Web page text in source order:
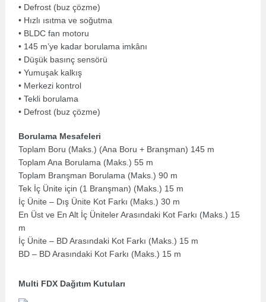
• Defrost (buz çözme)
• Hızlı ısıtma ve soğutma
• BLDC fan motoru
• 145 m’ye kadar borulama imkânı
• Düşük basınç sensörü
• Yumuşak kalkış
• Merkezi kontrol
• Tekli borulama
• Defrost (buz çözme)
Borulama Mesafeleri
Toplam Boru (Maks.) (Ana Boru + Branşman) 145 m
Toplam Ana Borulama (Maks.) 55 m
Toplam Branşman Borulama (Maks.) 90 m
Tek İç Ünite için (1 Branşman) (Maks.) 15 m
İç Ünite – Dış Ünite Kot Farkı (Maks.) 30 m
En Üst ve En Alt İç Üniteler Arasındaki Kot Farkı (Maks.) 15
m
İç Ünite – BD Arasındaki Kot Farkı (Maks.) 15 m
BD – BD Arasındaki Kot Farkı (Maks.) 15 m
Multi FDX Dağıtım Kutuları